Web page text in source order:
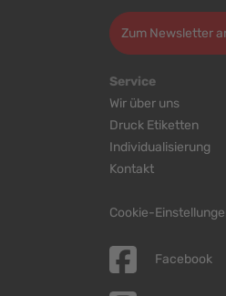
Zum Newsletter
Service
Wir über uns
Druck Etiketten
Individualisierung
Kontakt
Cookie-
Facebook